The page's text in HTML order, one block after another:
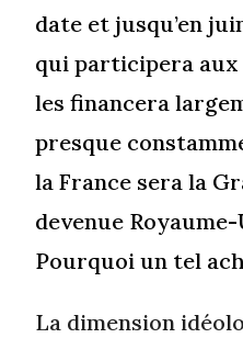
date et jusqu’en
qui participera
les financera
presque
la France sera la
devenue Royaume-
Pourquoi un tel
La dimension